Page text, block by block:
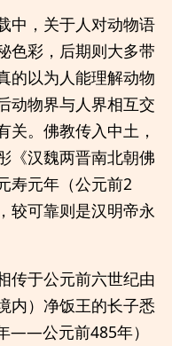
中，关于人对动物语
色彩，后期则大多带
的以为人能理解动物
动物界与人界相互交
关。佛教传入中土，
《汉魏两晋南北朝佛
寿元年（公元前2
较可靠则是汉明帝永
传于公元前六世纪由
内）净饭王的长子悉
——公元前485年）